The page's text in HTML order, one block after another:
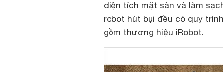
diện tích mặt sàn và làm
robot hút bụi đều có quy
gồm thương hiệu iRobot.